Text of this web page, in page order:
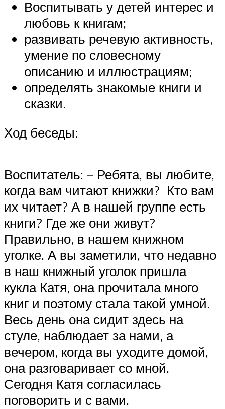
Воспитывать у детей интерес и
любовь к книгам;
развивать речевую активность,
умение по словесному
описанию и иллюстрациям;
определять знакомые книги и
сказки.
Ход беседы:
Воспитатель: – Ребята, вы любите,
когда вам читают книжки? Кто вам
их читает? А в нашей группе есть
книги? Где же они живут?
Правильно, в нашем книжном
уголке. А вы заметили, что недавно
в наш книжный уголок пришла
кукла Катя, она прочитала много
книг и поэтому стала такой умной.
Весь день она сидит здесь на
стуле, наблюдает за нами, а
вечером, когда вы уходите домой,
она разговаривает со мной.
Сегодня Катя согласилась
поговорить и с вами.